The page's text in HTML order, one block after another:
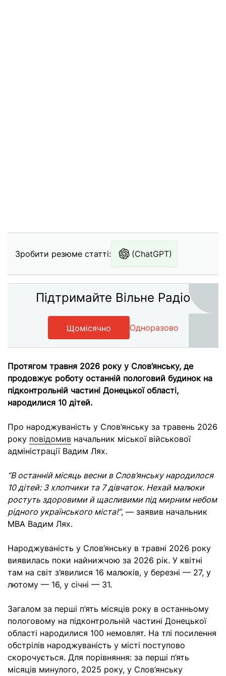
Зробити резюме статті: (ChatGPT)
Підтримайте Вільне Радіо
Щомісячно Одноразово
Протягом травня 2026 року у Слов’янську, де
продовжує роботу останній пологовий будинок на
підконтрольній частині Донецької області,
народилися 10 дітей.
Про народжуваність у Слов’янську за травень 2026
року повідомив начальник міської військової
адміністрації Вадим Лях.
“В останній місяць весни в Слов’янську народилося
10 дітей: 3 хлопчики та 7 дівчаток. Нехай малюки
ростуть здоровими й щасливими під мирним небом
рідного українського міста!”, — заявив начальник
МВА Вадим Лях.
Народжуваність у Слов’янську в травні 2026 року
виявилась поки найнижчою за 2026 рік. У квітні
там на світ з’явилися 16 малюків, у березні — 27, у
лютому — 16, у січні — 31.
Загалом за перші п’ять місяців року в останньому
пологовому на підконтрольній частині Донецької
області народилися 100 немовлят. На тлі посилення
обстрілів народжуваність у місті поступово
скорочується. Для порівняння: за перші п’ять
місяців минулого, 2025 року, у Слов’янську